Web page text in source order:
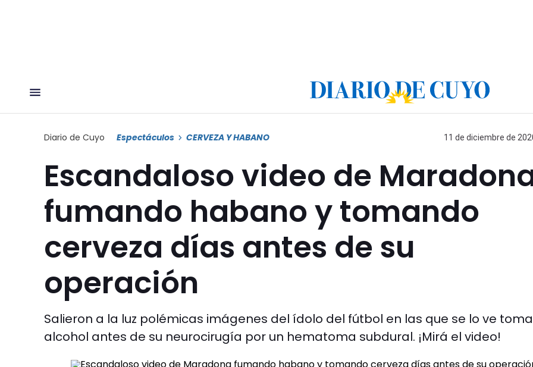
Diario de Cuyo Espectáculos CERVEZA Y HABANO 11 de diciembre de
Escandaloso video de
fumando habano y tomando
cerveza días antes de su
operación
Salieron a la luz polémicas imágenes del ídolo del fútbol en las que se lo ve
alcohol antes de su neurocirugía por un hematoma subdural. ¡Mirá el video!